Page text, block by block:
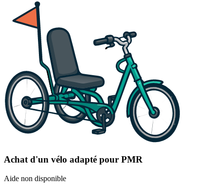
Achat d'un vélo adapté pour PMR
Aide non disponible